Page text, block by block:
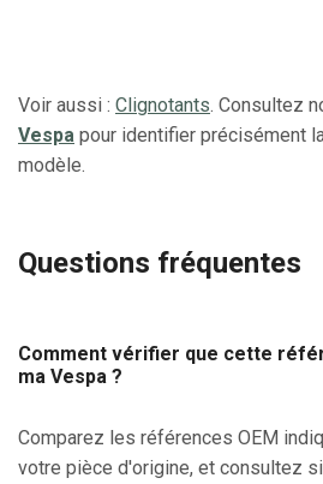
Voir aussi : Clignotants. Consultez
Vespa pour identifier précisément
modèle.
Questions fréquentes
Comment vérifier que cette
ma Vespa ?
Comparez les références OEM
votre pièce d'origine, et consultez